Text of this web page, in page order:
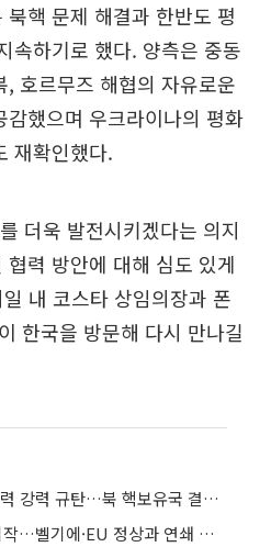
핵 문제 해결과 한반도 평
속하기로 했다. 양측은 중동
호르무즈 해협의 자유로운
했으며 우크라이나의 평화
재확인했다.
더욱 발전시키겠다는 의지
력 방안에 대해 심도 있게
내 코스타 상임의장과 폰
한국을 방문해 다시 만나길
한-EU 정상 "러·북 군사협력 강력 규탄…북 핵보유국 결코 인정 불가"
이 대통령, 첫 유럽 순방 시작…벨기에·EU 정상과 연쇄 회담